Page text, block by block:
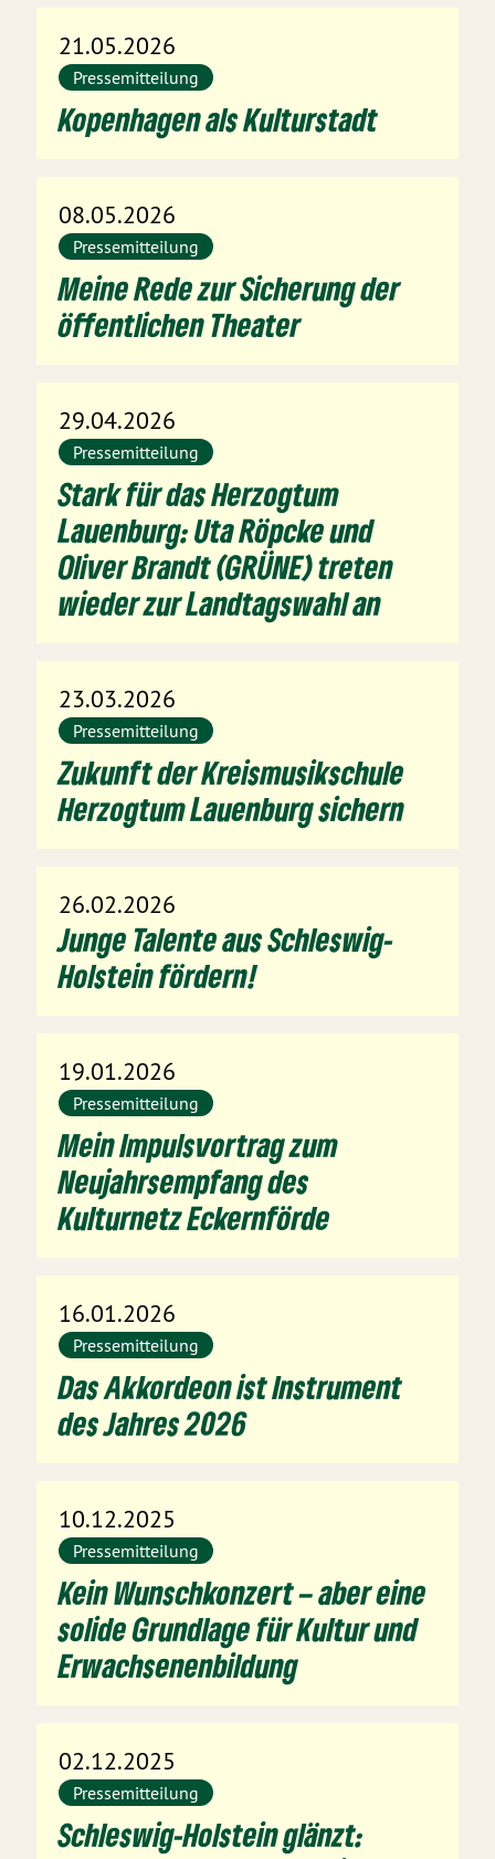
21.05.2026
Pressemitteilung
Kopenhagen als Kulturstadt
08.05.2026
Pressemitteilung
Meine Rede zur Sicherung der
öffentlichen Theater
29.04.2026
Pressemitteilung
Stark für das Herzogtum
Lauenburg: Uta Röpcke und
Oliver Brandt (GRÜNE) treten
wieder zur Landtagswahl an
23.03.2026
Pressemitteilung
Zukunft der Kreismusikschule
Herzogtum Lauenburg sichern
26.02.2026
Junge Talente aus Schleswig-
Holstein fördern!
19.01.2026
Pressemitteilung
Mein Impulsvortrag zum
Neujahrsempfang des
Kulturnetz Eckernförde
16.01.2026
Pressemitteilung
Das Akkordeon ist Instrument
des Jahres 2026
10.12.2025
Pressemitteilung
Kein Wunschkonzert – aber eine
solide Grundlage für Kultur und
Erwachsenenbildung
02.12.2025
Pressemitteilung
Schleswig-Holstein glänzt: